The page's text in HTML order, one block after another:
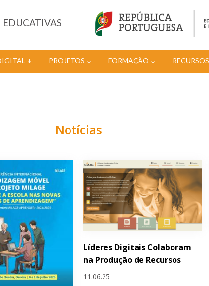
EDUCATIVAS
PROJETOS FORMAÇÃO RECURSOS
Notícias
Líderes Digitais Colaboram
na Produção de Recursos
11.06.25